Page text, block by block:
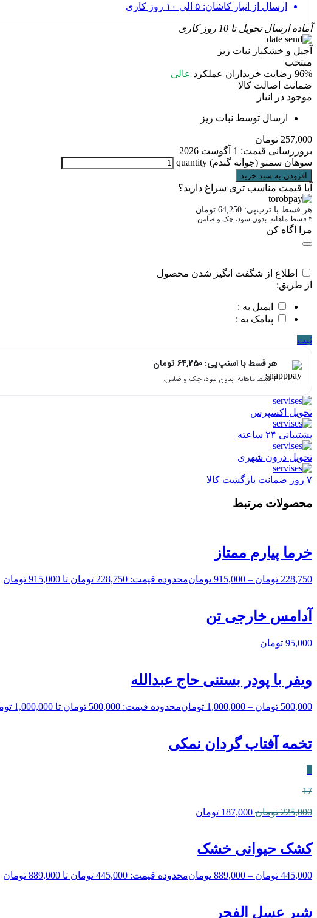
ارسال از انبار کاشان: ۵ الی ۱۰ روز کاری
آماده ارسالتحویل تا 10 روز کاری
آجیل و خشکبار نبات ریز
منتخب
96% رضایت خریداران عملکرد عالی
ضمانت اصالت کالا
موجود در انبار
ارسال توسط نبات ریز
257,000 تومان
بروزرسانی قیمت: 1 آگوست 2026
سوهان سمنو (جوانه گندم) quantity
افزودن به سبد خرید
آیا قیمت مناسب تری سراغ دارید؟
هر قسط با ترب‌پی: 64,250 تومان
۴ قسط ماهانه. بدون سود، چک و ضامن.
مرا اگاه کن
اطلاع از شگفت انگیز شدن محصول
از طریق:
ایمیل به :
پیامک به :
ثبت
هر قسط با اسنپ‌پی: 64,250 تومان
۴ قسط ماهانه. بدون سود، چک و ضامن.
تحویل اکسپرس
پشتیبانی ۲۴ ساعته
تحویل درون شهری
۷ روز ضمانت بازگشت کالا
محصولات مرتبط
خرما پیارم ممتاز
228,750 تومان –
915,000 تومانمحدوده قیمت: 228,750 تومان تا 915,000 تومان
آدامس خارجی تن
95,000 تومان
ویفر با پودر بستنی حاج عبدالله
500,000 تومان –
1,000,000 تومانمحدوده قیمت: 500,000 تومان تا 1,000,000 تومان
تخمه آفتاب گردان نمکی
17
225,000 تومان 187,000 تومان
کشک حیوانی خشک
445,000 تومان –
889,000 تومانمحدوده قیمت: 445,000 تومان تا 889,000 تومان
شیر عسل الفجر